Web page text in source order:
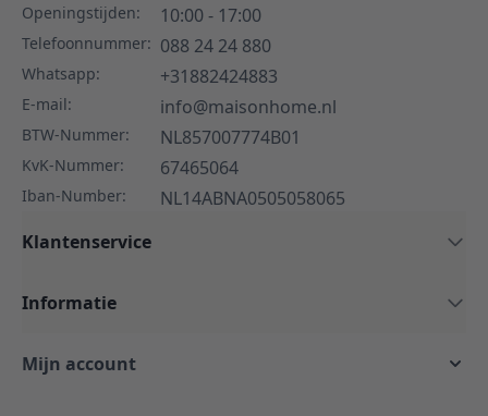
Openingstijden: 10:00 - 17:00
Telefoonnummer: 088 24 24 880
Whatsapp: +31882424883
E-mail: info@maisonhome.nl
BTW-Nummer: NL857007774B01
KvK-Nummer: 67465064
Iban-Number:
NL14ABNA0505058065
Klantenservice
Informatie
Mijn account